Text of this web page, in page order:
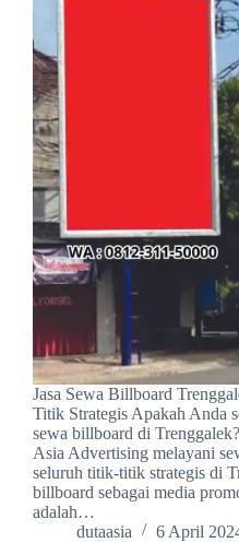
Jasa Sewa Billboard
Titik Strategis Apakah Anda
sewa billboard di
Asia Advertising melayani
seluruh titik-titik strategis di
billboard sebagai media
adalah…
dutaasia
6 April